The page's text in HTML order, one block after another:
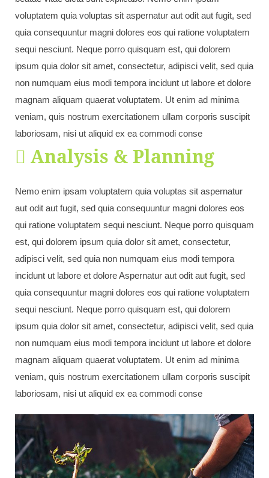
voluptatem quia voluptas sit aspernatur aut odit aut fugit, sed
quia consequuntur magni dolores eos qui ratione voluptatem
sequi nesciunt. Neque porro quisquam est, qui dolorem
ipsum quia dolor sit amet, consectetur, adipisci velit, sed quia
non numquam eius modi tempora incidunt ut labore et dolore
magnam aliquam quaerat voluptatem. Ut enim ad minima
veniam, quis nostrum exercitationem ullam corporis suscipit
laboriosam, nisi ut aliquid ex ea commodi conse
Analysis & Planning
Nemo enim ipsam voluptatem quia voluptas sit aspernatur
aut odit aut fugit, sed quia consequuntur magni dolores eos
qui ratione voluptatem sequi nesciunt. Neque porro quisquam
est, qui dolorem ipsum quia dolor sit amet, consectetur,
adipisci velit, sed quia non numquam eius modi tempora
incidunt ut labore et dolore Aspernatur aut odit aut fugit, sed
quia consequuntur magni dolores eos qui ratione voluptatem
sequi nesciunt. Neque porro quisquam est, qui dolorem
ipsum quia dolor sit amet, consectetur, adipisci velit, sed quia
non numquam eius modi tempora incidunt ut labore et dolore
magnam aliquam quaerat voluptatem. Ut enim ad minima
veniam, quis nostrum exercitationem ullam corporis suscipit
laboriosam, nisi ut aliquid ex ea commodi conse